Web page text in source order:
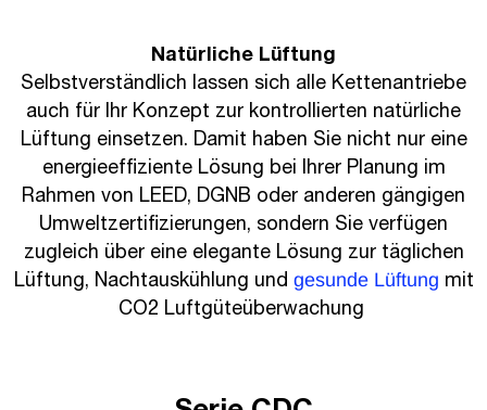
Natürliche Lüftung
Selbstverständlich lassen sich alle Kettenantriebe
auch für Ihr Konzept zur kontrollierten natürliche
Lüftung einsetzen. Damit haben Sie nicht nur eine
energieeffiziente Lösung bei Ihrer Planung im
Rahmen von LEED, DGNB oder anderen gängigen
Umweltzertifizierungen, sondern Sie verfügen
zugleich über eine elegante Lösung zur täglichen
Lüftung, Nachtauskühlung und gesunde Lüftung mit
CO2 Luftgüteüberwachung